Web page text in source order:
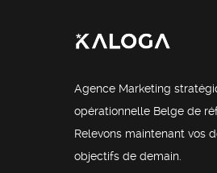
Agence Marketing
opérationnelle Belge de
Relevons maintenant vos
objectifs de demain.